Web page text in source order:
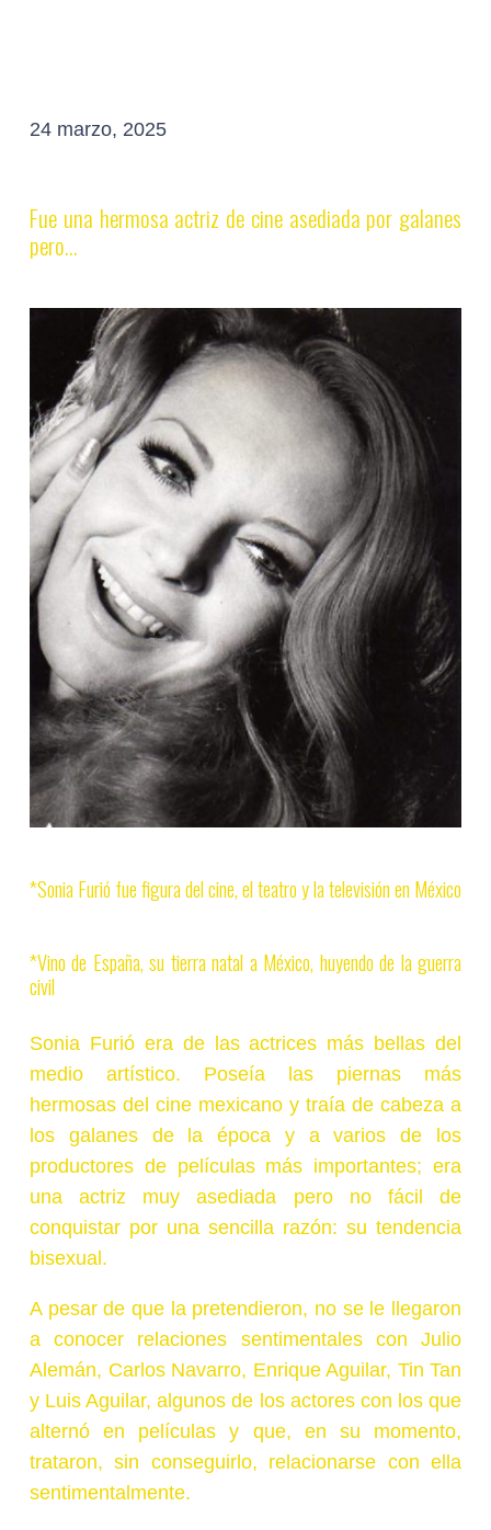
24 marzo, 2025
Fue una hermosa actriz de cine asediada por galanes
pero…
*Sonia Furió fue figura del cine, el teatro y la televisión en México
*Vino de España, su tierra natal a México, huyendo de la guerra
civil
Sonia Furió era de las actrices más bellas del
medio artístico. Poseía las piernas más
hermosas del cine mexicano y traía de cabeza a
los galanes de la época y a varios de los
productores de películas más importantes; era
una actriz muy asediada pero no fácil de
conquistar por una sencilla razón: su tendencia
bisexual.
A pesar de que la pretendieron, no se le llegaron
a conocer relaciones sentimentales con Julio
Alemán, Carlos Navarro, Enrique Aguilar, Tin Tan
y Luis Aguilar, algunos de los actores con los que
alternó en películas y que, en su momento,
trataron, sin conseguirlo, relacionarse con ella
sentimentalmente.